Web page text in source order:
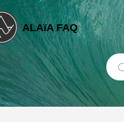
ALAïA FAQ